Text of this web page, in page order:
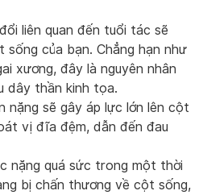
liên quan đến tuổi tác sẽ
sống của bạn. Chẳng hạn như
xương, đây là nguyên nhân
dây thần kinh tọa.
nặng sẽ gây áp lực lớn lên cột
vị đĩa đệm, dẫn đến đau
nặng quá sức trong một thời
bị chấn thương về cột sống,